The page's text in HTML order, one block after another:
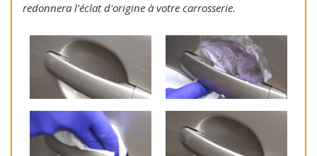
redonnera l'éclat d'origine à votre carrosserie.